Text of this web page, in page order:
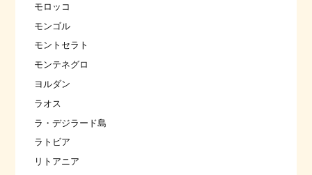
モロッコ
モンゴル
モントセラト
モンテネグロ
ヨルダン
ラオス
ラ・デジラード島
ラトビア
リトアニア